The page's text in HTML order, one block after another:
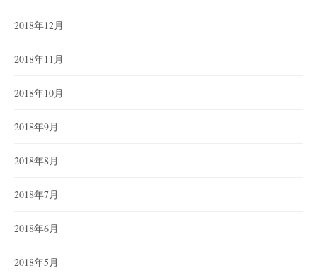
2018年12月
2018年11月
2018年10月
2018年9月
2018年8月
2018年7月
2018年6月
2018年5月